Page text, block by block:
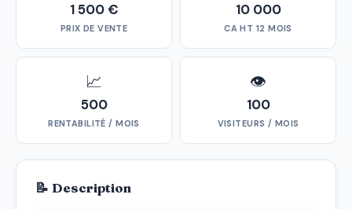
1 500 €
PRIX DE VENTE
10 000
CA HT 12 MOIS
📈
500
RENTABILITÉ / MOIS
👁
100
VISITEURS / MOIS
📝 Description